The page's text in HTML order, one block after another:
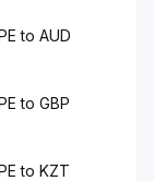
to AUD
to GBP
to KZT